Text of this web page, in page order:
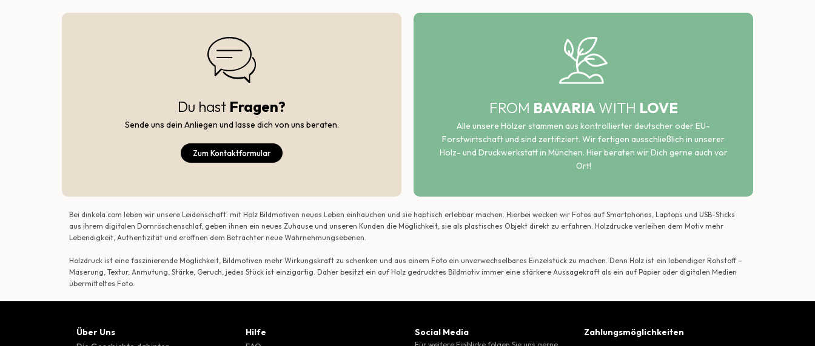
Du hast Fragen?
Sende uns dein Anliegen und lasse dich von uns beraten.
Zum Kontaktformular
FROM BAVARIA WITH LOVE
Alle unsere Hölzer stammen aus kontrollierter deutscher oder EU-
Forstwirtschaft und sind zertifiziert. Wir fertigen ausschließlich in unserer
Holz- und Druckwerkstatt in München. Hier beraten wir Dich gerne auch vor
Ort!
Bei dinkela.com leben wir unsere Leidenschaft: mit Holz Bildmotiven neues Leben einhauchen und sie haptisch erlebbar machen. Hierbei wecken wir Fotos auf Smartphones, Laptops und USB-Sticks
aus ihrem digitalen Dornröschenschlaf, geben ihnen ein neues Zuhause und unseren Kunden die Möglichkeit, sie als plastisches Objekt direkt zu erfahren. Holzdrucke verleihen dem Motiv mehr
Lebendigkeit, Authentizität und eröffnen dem Betrachter neue Wahrnehmungsebenen.
Holzdruck ist eine faszinierende Möglichkeit, Bildmotiven mehr Wirkungskraft zu schenken und aus einem Foto ein unverwechselbares Einzelstück zu machen. Denn Holz ist ein lebendiger Rohstoff –
Maserung, Textur, Anmutung, Stärke, Geruch, jedes Stück ist einzigartig. Daher besitzt ein auf Holz gedrucktes Bildmotiv immer eine stärkere Aussagekraft als ein auf Papier oder digitalen Medien
übermitteltes Foto.
Über Uns
Hilfe
Social Media Zahlungsmöglichkeiten